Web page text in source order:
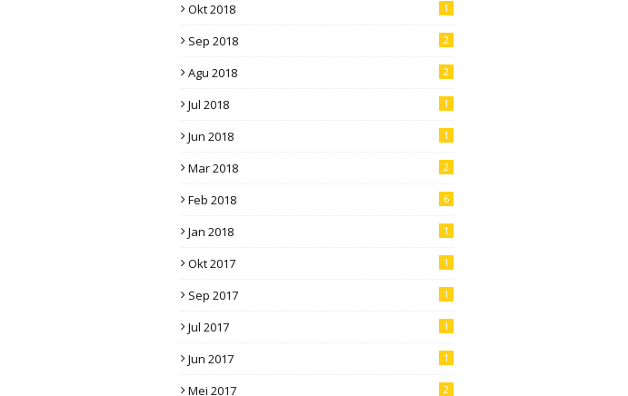
Okt 2018 1
Sep 2018 2
Agu 2018 2
Jul 2018 1
Jun 2018 1
Mar 2018 2
Feb 2018 6
Jan 2018 1
Okt 2017 1
Sep 2017 1
Jul 2017 1
Jun 2017 1
Mei 2017 2